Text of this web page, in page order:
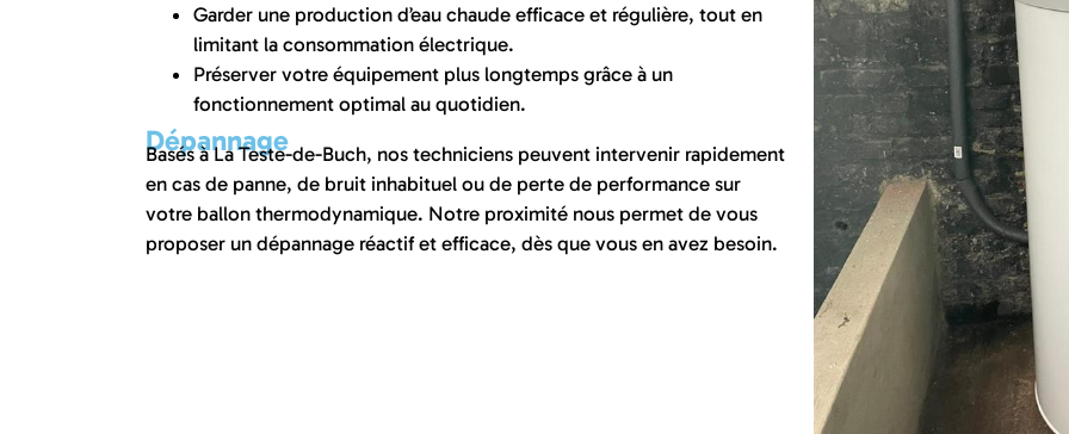
Garder une production d’eau chaude efficace et régulière, tout en
limitant la consommation électrique.
Préserver votre équipement plus longtemps grâce à un
fonctionnement optimal au quotidien.
Dépannage
Basés à La Teste-de-Buch, nos techniciens peuvent intervenir rapidement
en cas de panne, de bruit inhabituel ou de perte de performance sur
votre ballon thermodynamique. Notre proximité nous permet de vous
proposer un dépannage réactif et efficace, dès que vous en avez besoin.